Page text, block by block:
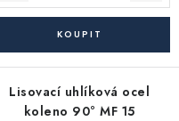
Lisovací uhlíková ocel
koleno 90° MF 15